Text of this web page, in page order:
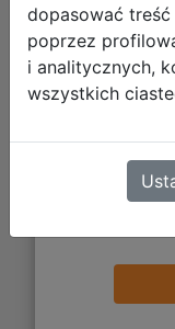
dopasować
poprzez
i analitycznych,
wszystkich